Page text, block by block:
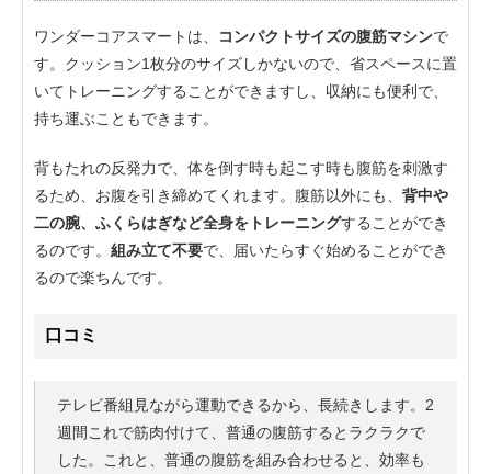
ワンダーコアスマートは、 コンパクトサイズの腹筋マシンで
す。クッション1枚分のサイズしかないので、省スペースに置
いてトレーニングすることができますし、収納にも便利で、
持ち運ぶこともできます。
背もたれの反発力で、体を倒す時も起こす時も腹筋を刺激す
るため、お腹を引き締めてくれます。腹筋以外にも、 背中や
二の腕、ふくらはぎなど全身をトレーニングすることができ
るのです。 組み立て不要で、届いたらすぐ始めることができ
るので楽ちんです。
口コミ
テレビ番組見ながら運動できるから、長続きします。2
週間これで筋肉付けて、普通の腹筋するとラクラクで
した。これと、普通の腹筋を組み合わせると、効率も